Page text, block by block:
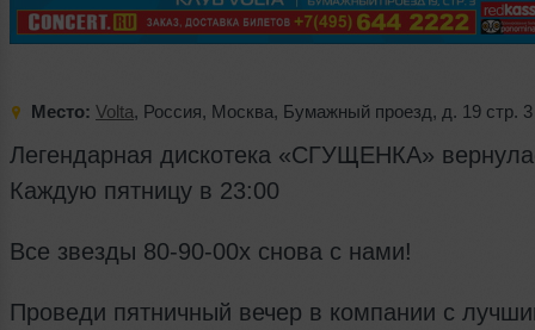
Место: Volta, Россия, Москва, Бумажный проезд, д. 19 стр. 3
Легендарная дискотека «СГУЩЕНКА»
Каждую пятницу в 23:00
Все звезды 80-90-00х снова с нами!
Проведи пятничный вечер в компании с